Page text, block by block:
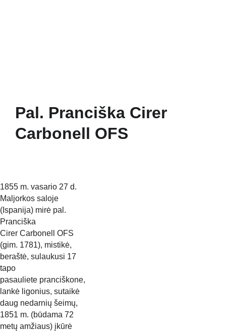
Pal. Pranciška Cirer
Carbonell OFS
1855 m. vasario 27 d.
Maljorkos saloje
(Ispanija) mirė pal.
Pranciška
Cirer Carbonell OFS
(gim. 1781), mistikė,
beraštė, sulaukusi 17
tapo
pasauliete pranciškone,
lankė ligonius, sutaikė
daug nedarnių šeimų,
1851 m. (būdama 72
metų amžiaus) įkūrė